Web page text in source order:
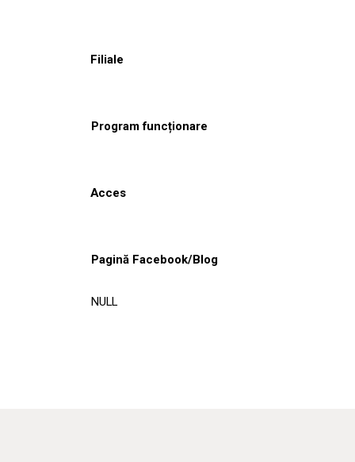
Filiale
Program funcționare
Acces
Pagină Facebook/Blog
NULL